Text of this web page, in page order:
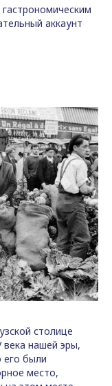
аккаунт
столице
века нашей эры,
его были
место,